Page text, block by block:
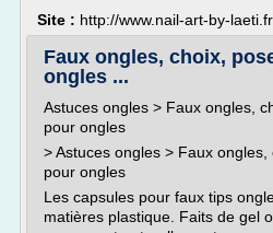
Site : http://www.nail-art-by-laeti.fr
Faux ongles, choix,
ongles ...
Astuces ongles > Faux ongles,
pour ongles
> Astuces ongles > Faux
pour ongles
Les capsules pour faux tips
matières plastique. Faits de gel